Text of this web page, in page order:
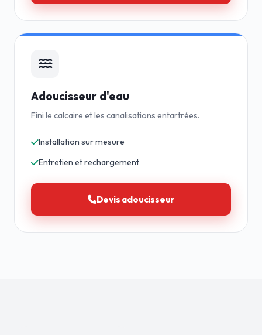
Adoucisseur d'eau
Fini le calcaire et les canalisations entartrées.
Installation sur mesure
Entretien et rechargement
Devis adoucisseur